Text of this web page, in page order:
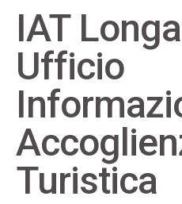
IAT
Ufficio
Turistica